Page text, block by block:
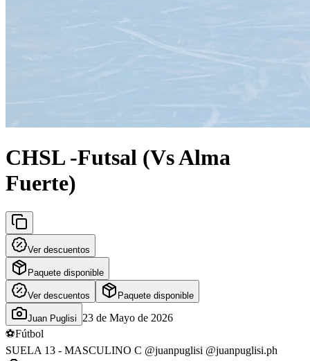
CHSL -Futsal (Vs Alma
Fuerte)
Ver descuentos
Paquete disponible
Ver descuentos Paquete disponible
Juan Puglisi
23 de Mayo de 2026
⚽Fútbol
SUELA 13 - MASCULINO C @juanpuglisi @juanpuglisi.ph